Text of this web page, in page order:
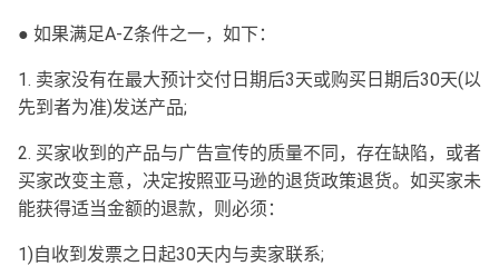
● 如果满足A-Z条件之一，如下：
1. 卖家没有在最大预计交付日期后3天或购买日期后30天(以
先到者为准)发送产品;
2. 买家收到的产品与广告宣传的质量不同，存在缺陷，或者
买家改变主意，决定按照亚马逊的退货政策退货。如买家未
能获得适当金额的退款，则必须：
1)自收到发票之日起30天内与卖家联系;